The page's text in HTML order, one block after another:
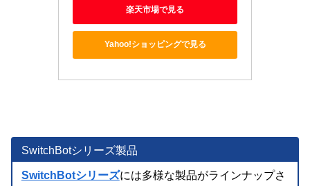
楽天市場で見る
Yahoo!ショッピングで見る
SwitchBotシリーズ製品
SwitchBotシリーズには多様な製品がラインナップさ